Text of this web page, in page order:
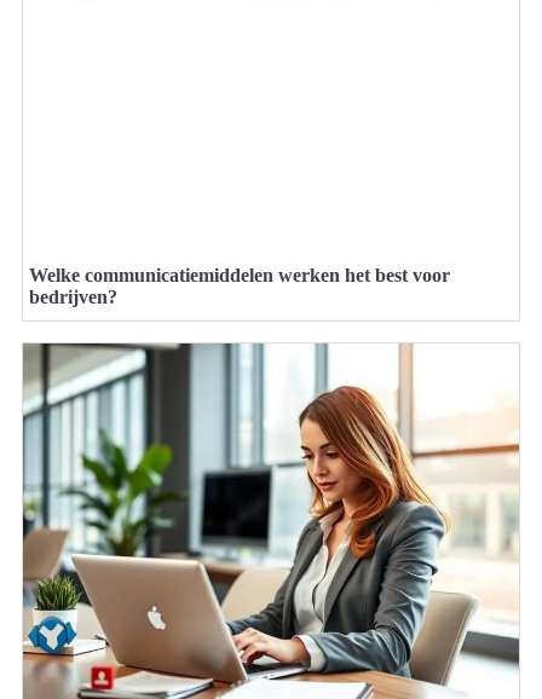
Welke communicatiemiddelen werken het best voor
bedrijven?